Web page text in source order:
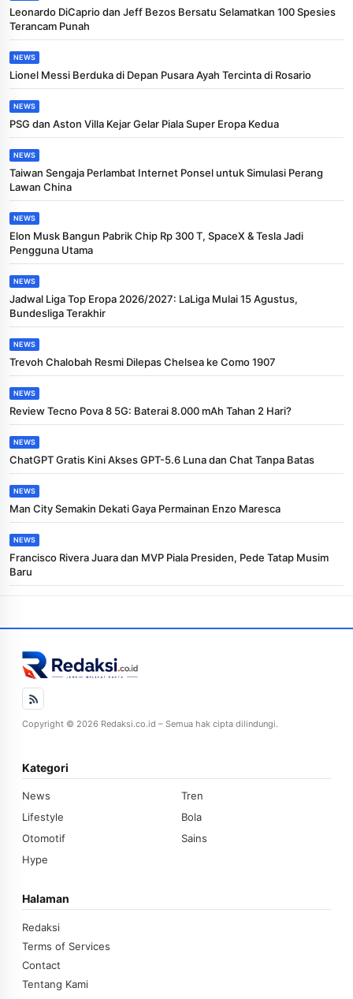
Leonardo DiCaprio dan Jeff Bezos Bersatu Selamatkan 100 Spesies
Terancam Punah
NEWS
Lionel Messi Berduka di Depan Pusara Ayah Tercinta di Rosario
NEWS
PSG dan Aston Villa Kejar Gelar Piala Super Eropa Kedua
NEWS
Taiwan Sengaja Perlambat Internet Ponsel untuk Simulasi Perang
Lawan China
NEWS
Elon Musk Bangun Pabrik Chip Rp 300 T, SpaceX & Tesla Jadi
Pengguna Utama
NEWS
Jadwal Liga Top Eropa 2026/2027: LaLiga Mulai 15 Agustus,
Bundesliga Terakhir
NEWS
Trevoh Chalobah Resmi Dilepas Chelsea ke Como 1907
NEWS
Review Tecno Pova 8 5G: Baterai 8.000 mAh Tahan 2 Hari?
NEWS
ChatGPT Gratis Kini Akses GPT-5.6 Luna dan Chat Tanpa Batas
NEWS
Man City Semakin Dekati Gaya Permainan Enzo Maresca
NEWS
Francisco Rivera Juara dan MVP Piala Presiden, Pede Tatap Musim
Baru
Copyright © 2026 Redaksi.co.id – Semua hak cipta dilindungi.
Kategori
News
Tren
Lifestyle
Bola
Otomotif
Sains
Hype
Halaman
Redaksi
Terms of Services
Contact
Tentang Kami